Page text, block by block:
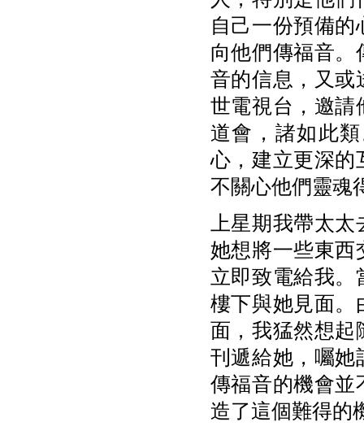
自己一份預備
向他們傳福音。
音的信息，又或
世電視台，邀請
道會，諸如此
心，建立更深的
不關心他們靈魂
上星期我帶太
她想將一些東西
立即致電給我。
樓下與她見面。
面，我猛然想起
刊遞給她，囑她
傳福音的機會並
造了這個難得的